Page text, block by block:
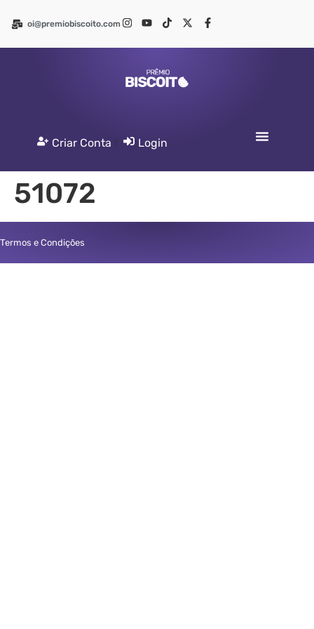
oi@premiobiscoito.com
Criar Conta Login
51072
Termos e Condições